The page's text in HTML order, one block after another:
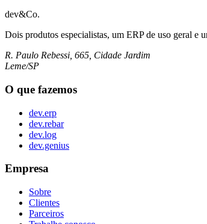
dev&Co.
Dois produtos especialistas, um ERP de uso geral e
R. Paulo Rebessi, 665, Cidade Jardim
Leme/SP
O que fazemos
dev.erp
dev.rebar
dev.log
dev.genius
Empresa
Sobre
Clientes
Parceiros